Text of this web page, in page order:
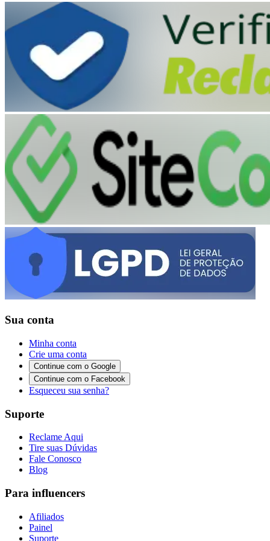
Sua conta
Minha conta
Crie uma conta
Continue com o Google
Continue com o Facebook
Esqueceu sua senha?
Suporte
Reclame Aqui
Tire suas Dúvidas
Fale Conosco
Blog
Para influencers
Afiliados
Painel
Suporte